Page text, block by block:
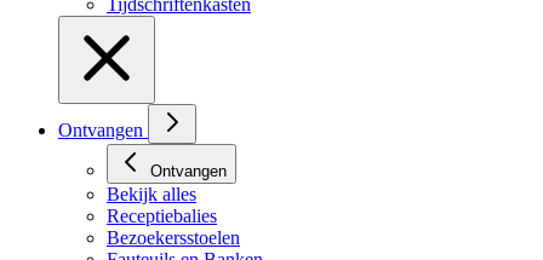
Tijdschriftenkasten
Ontvangen
Ontvangen
Bekijk alles
Receptiebalies
Bezoekersstoelen